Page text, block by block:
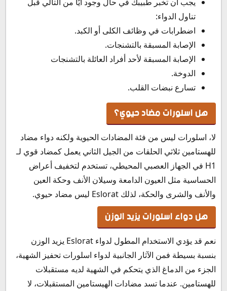
تناول الدواء:
اضطرابات في وظائف الكلى أو الكبد.
الإصابة المسبقة بالتشنجات.
الإصابة المسبقة لأحد أفراد العائلة بالتشنجات
الدوخة.
تسارع نبضات القلب.
هل اسلورات مضاد حيوي؟
لا، اسلورات ليس من فئة المضادات الحيوية ولكنه دواء مضاد
للهستامين ثلاثي الحلقات من الجيل الثاني يعمل كمضاد قوي لـ
H1 في الجهاز العصبي المحيطي، تستخدم لتخفيف أعراض
الحساسية مثل العيون الدامعة وسيلان الأنف وحكة العين
والأنف والشرى والحكة، لذلك Eslorat ليس مضاد حيوي.
هل دواء اسلورات يزيد الوزن
نعم قد يؤدي الاستخدام المطول لدواء Eslorat يزيد الوزن
بنسبة بسيطة فمن الآثار الجانبية لدواء اسلورات تحفيز الشهية،
الجزء من الدماغ الذي يتحكم في الشهية لديه مستقبلات
للهستامين. عندما تسد مضادات الهيستامين المستقبلات، لا